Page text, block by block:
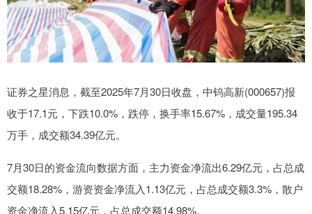
证券之星消息，截至2025年7月30日收盘，中钨高新(000657)报
收于17.1元，下跌10.0%，跌停，换手率15.67%，成交量195.34
万手，成交额34.39亿元。
7月30日的资金流向数据方面，主力资金净流出6.29亿元，占总成
交额18.28%，游资资金净流入1.13亿元，占总成交额3.3%，散户
资金净流入5.15亿元，占总成交额14.98%。